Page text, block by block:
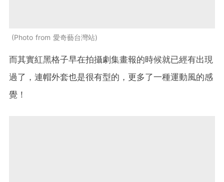
Photo from 愛奇藝台灣站
而其實紅黑格子早在拍攝劇集畫報的時候就已經有出現
過了，連帽外套也是很有型的，更多了一種運動風的感
覺！